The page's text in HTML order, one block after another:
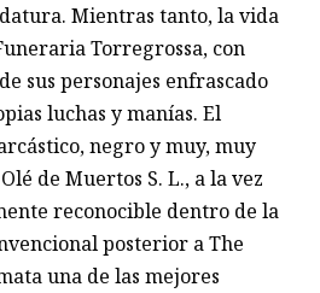
Mientras tanto, la vida
Torregrossa, con
sus personajes enfrascado
luchas y manías. El
negro y muy, muy
de Muertos S. L., a la vez
reconocible dentro de la
posterior a The
una de las mejores